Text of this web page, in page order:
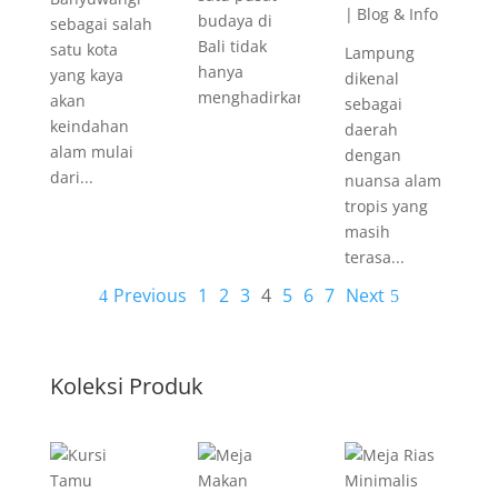
sebagai salah
satu kota
yang kaya
akan
keindahan
alam mulai
dari...
budaya di
Bali tidak
hanya
menghadirkan...
| Blog & Info
Lampung
dikenal
sebagai
daerah
dengan
nuansa alam
tropis yang
masih
terasa...
Previous 1 2 3 4 5 6 7 Next
Koleksi Produk